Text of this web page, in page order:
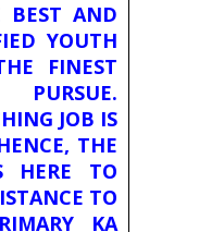
BEST AND
YOUTH
FINEST
PURSUE.
JOB IS
THE
HERE TO
TO
KA